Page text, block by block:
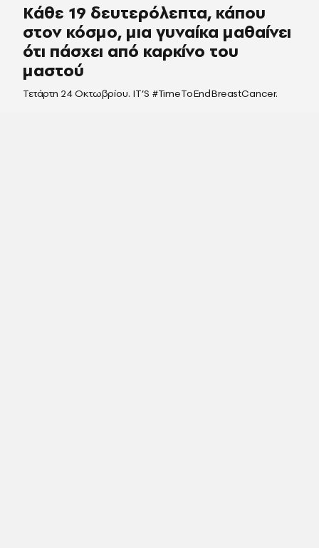
Κάθε 19 δευτερόλεπτα, κάπου
στον κόσμο, μια γυναίκα μαθαίνει
ότι πάσχει από καρκίνο του
μαστού
Τετάρτη 24 Οκτωβρίου. IT’S #TimeToEndBreastCancer.